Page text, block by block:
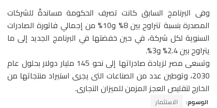
وفى البرنامج السابق كانت تصرف الحكومة مساندةً للشركات
المصدرة بنسبة تتراوح بين 8% و10% من إجمالي فاتورة الصادرات
السنوية لكل شركة، في حين خفضتها في البرنامج الجديد إلى ما
يتراوح بين 2.4% و3%.
وتسعى مصر لزيادة صادراتها إلى نحو 145 مليار دولار بحلول عام
2030، وتوطين عدد من الصناعات التى يجرى استيراد منتجاتها من
الخارج لتقليص العجز المزمن للميزان التجارى.
الوسوم: الاستثمار